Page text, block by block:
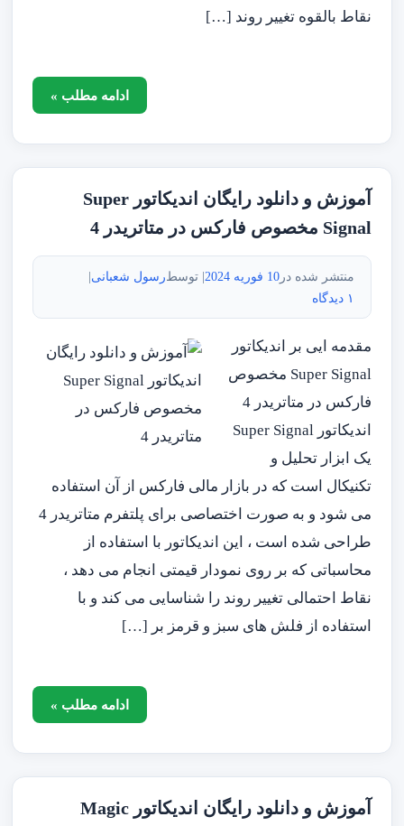
نقاط بالقوه تغییر روند […]
ادامه مطلب »
آموزش و دانلود رایگان اندیکاتور Super
Signal مخصوص فارکس در متاتریدر 4
منتشر شده در10 فوریه 2024 | توسطرسول شعبانی|
۱ دیدگاه
مقدمه ایی بر اندیکاتور
Super Signal مخصوص
فارکس در متاتریدر 4
اندیکاتور Super Signal
یک ابزار تحلیل و
تکنیکال است که در بازار مالی فارکس از آن استفاده
می شود و به صورت اختصاصی برای پلتفرم متاتریدر 4
طراحی شده است ، این اندیکاتور با استفاده از
محاسباتی که بر روی نمودار قیمتی انجام می دهد ،
نقاط احتمالی تغییر روند را شناسایی می کند و با
استفاده از فلش های سبز و قرمز بر […]
ادامه مطلب »
آموزش و دانلود رایگان اندیکاتور Magic